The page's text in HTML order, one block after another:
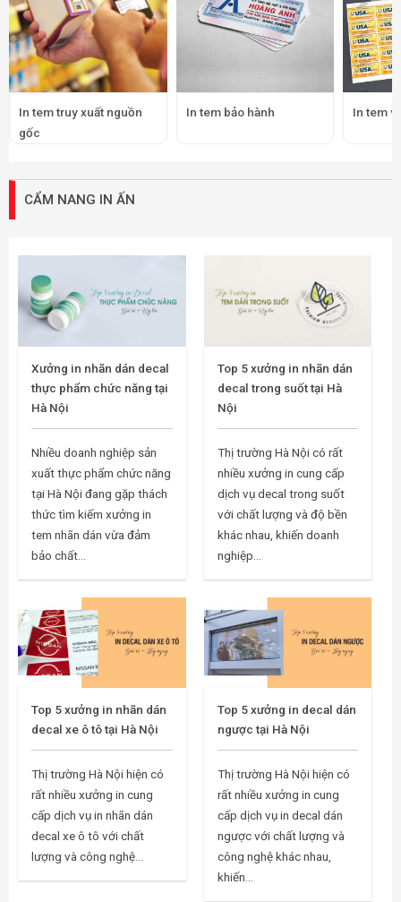
In tem truy xuất nguồn
gốc
In tem bảo hành In tem
CẨM NANG IN ẤN
Xưởng in nhãn dán decal
thực phẩm chức năng tại
Hà Nội
Nhiều doanh nghiệp sản
xuất thực phẩm chức năng
tại Hà Nội đang gặp thách
thức tìm kiếm xưởng in
tem nhãn dán vừa đảm
bảo chất...
Top 5 xưởng in nhãn dán
decal trong suốt tại Hà
Nội
Thị trường Hà Nội có rất
nhiều xưởng in cung cấp
dịch vụ decal trong suốt
với chất lượng và độ bền
khác nhau, khiến doanh
nghiệp...
Top 5 xưởng in nhãn dán
decal xe ô tô tại Hà Nội
Thị trường Hà Nội hiện có
rất nhiều xưởng in cung
cấp dịch vụ in nhãn dán
decal xe ô tô với chất
lượng và công nghệ...
Top 5 xưởng in decal dán
ngược tại Hà Nội
Thị trường Hà Nội hiện có
rất nhiều xưởng in cung
cấp dịch vụ in decal dán
ngược với chất lượng và
công nghệ khác nhau,
khiến...